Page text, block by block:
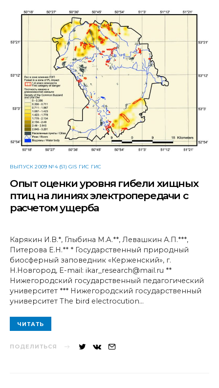
ВЫПУСК 2009 №4 (51) GIS ГИС ГИС
Опыт оценки уровня гибели хищных
птиц на линиях электропередачи c
расчетом ущерба
Карякин И.В.*, Глыбина М.А.**, Левашкин А.П.***,
Питерова Е.Н.** * Государственный природный
биосферный заповедник «Керженский», г.
Н.Новгород, E-mail: ikar_research@mail.ru **
Нижегородский государственный педагогический
университет *** Нижегородский государственный
университет The bird electrocution…
ЧИТАТЬ
ПОДЕЛИТЬСЯ